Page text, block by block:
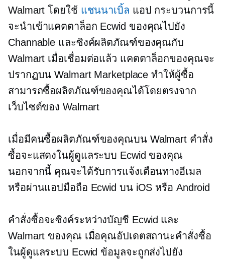
Walmart โดยใช้ แชนนาเบิ้ล แอป กระบวนการนี้
จะนำเข้าแคตตาล็อก Ecwid ของคุณไปยัง
Channable และซิงค์ผลิตภัณฑ์ของคุณกับ
Walmart เมื่อเชื่อมต่อแล้ว แคตตาล็อกของคุณจะ
ปรากฏบน Walmart Marketplace ทำให้ผู้ซื้อ
สามารถซื้อผลิตภัณฑ์ของคุณได้โดยตรงจาก
เว็บไซต์ของ Walmart
เมื่อมีคนซื้อผลิตภัณฑ์ของคุณบน Walmart คำสั่ง
ซื้อจะแสดงในผู้ดูแลระบบ Ecwid ของคุณ
นอกจากนี้ คุณจะได้รับการแจ้งเตือนทางอีเมล
หรือผ่านแอปมือถือ Ecwid บน iOS หรือ Android
คำสั่งซื้อจะซิงค์ระหว่างบัญชี Ecwid และ
Walmart ของคุณ เมื่อคุณอัปเดตสถานะคำสั่งซื้อ
ในผู้ดูแลระบบ Ecwid ข้อมูลจะถูกส่งไปยัง